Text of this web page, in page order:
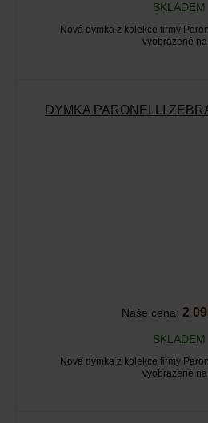
SKLADEM
Nová dýmka z kolekce firmy
vyobrazené
DÝMKA PARONELLI
Naše cena: 2
SKLADEM
Nová dýmka z kolekce firmy
vyobrazené